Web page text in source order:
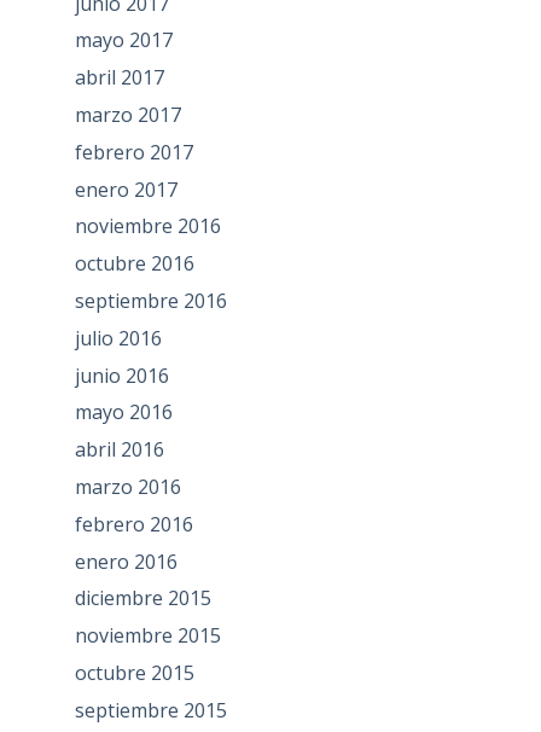
mayo 2017
abril 2017
marzo 2017
febrero 2017
enero 2017
noviembre 2016
octubre 2016
septiembre 2016
julio 2016
junio 2016
mayo 2016
abril 2016
marzo 2016
febrero 2016
enero 2016
diciembre 2015
noviembre 2015
octubre 2015
septiembre 2015